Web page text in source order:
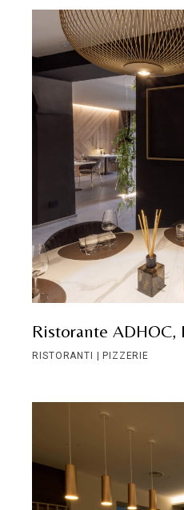
Ristorante ADHOC,
RISTORANTI | PIZZERIE